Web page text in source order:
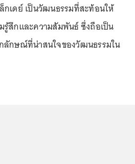
กเดย์ เป็นวัฒนธรรมที่สะท้อนให้
รู้สึกและความสัมพันธ์ ซึ่งถือเป็น
ลักษณ์ที่น่าสนใจของวัฒนธรรมใน